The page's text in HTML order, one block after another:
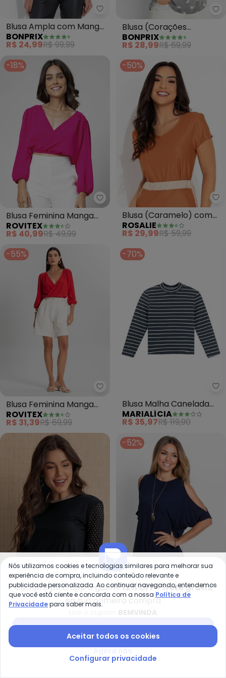
bonprix - Blusa Ampla com
Blusa Ampla com Manga
3/4 (Floral Dark)
BONPRIX
R$ 24,99R$ 99,99
Blusa (Corações
Mescla/Branco) em
Malha
BONPRIX
R$ 28,99R$ 69,99
-18%
Rovitex - Blusa Feminina
Blusa Feminina Manga
3/4 (Rosa)
ROVITEX
R$ 40,99R$ 49,99
-50%
Blusa (Caramelo) com
Manga Curta
ROSALIE
R$ 29,99R$ 59,99
-55%
Rovitex - Blusa Feminina
Blusa Feminina Manga
3/4 (Vermelho)
ROVITEX
R$ 31,39R$ 69,99
-70%
Blusa Malha Canelada
Listrada (Cinza)
MARIALÍCIA
R$ 35,97R$ 119,90
Moda Pop - Blusa Dirlene
Blusa Dirlene (Preta)
com Mangas 3/4
MODA POP
A partir deR$ 29,99
-52%
Blusa com Ombros
-71%
Compre pelo app e ganhe12% OFF + frete grátis
na sua primeira compra
Nós utilizamos cookies e tecnologias similares para melhorar sua
experiência de compra, incluindo conteúdo relevante e
publicidade personalizada. Ao continuar navegando, entendemos
que você está ciente e concorda com a nossa Política de
Privacidadepara saber mais.
Aceitar todos os cookies
Configurar privacidade